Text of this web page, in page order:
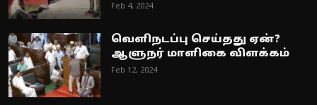
Feb 4, 2024
வெளிநடப்பு செய்தது ஏன்?
ஆளுநர் மாளிகை விளக்கம்
Feb 12, 2024